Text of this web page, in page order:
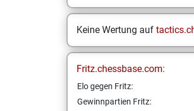
Keine Wertung auf
Fritz.chessbase.com:
Elo gegen Fritz:
Gewinnpartien Fritz: